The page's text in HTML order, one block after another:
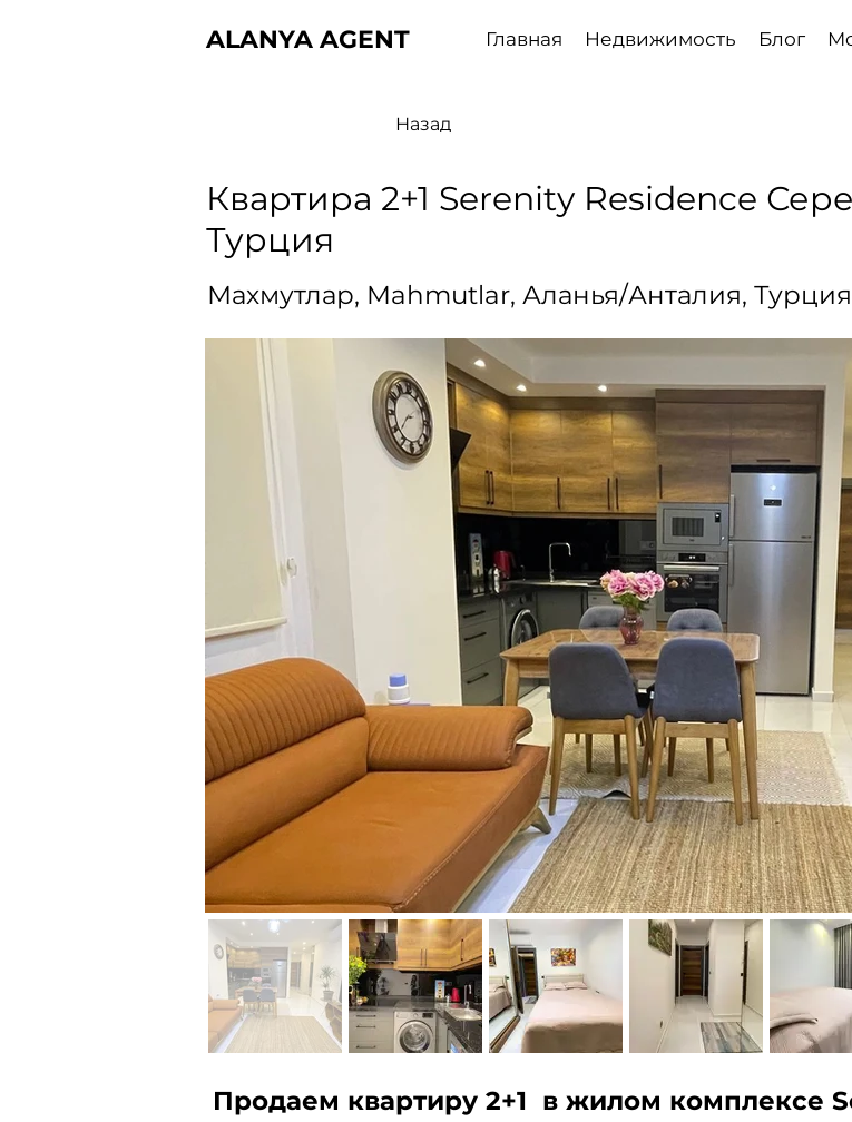
ALANYA AGENT Главная Недвижимость Блог
Назад
Квартира 2+1 Serenity Residence
Турция
Махмутлар, Mahmutlar, Аланья/Анталия, Турция
Продаем квартиру 2+1  в жилом комплексе